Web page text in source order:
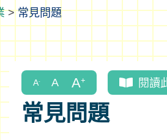
>常見問題
閱讀
常見問題